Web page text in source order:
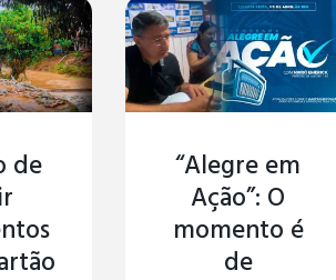
de “Alegre em
Ação”: O
momento é
de